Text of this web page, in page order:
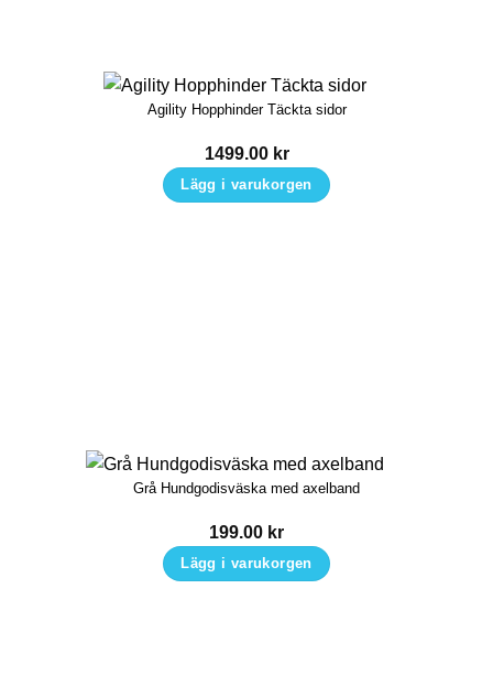
Agility Hopphinder Täckta sidor
1499.00 kr
Lägg i varukorgen
Grå Hundgodisväska med axelband
199.00 kr
Lägg i varukorgen